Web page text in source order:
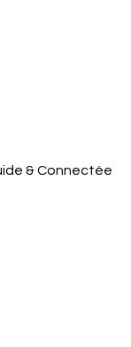
View
& Connectée